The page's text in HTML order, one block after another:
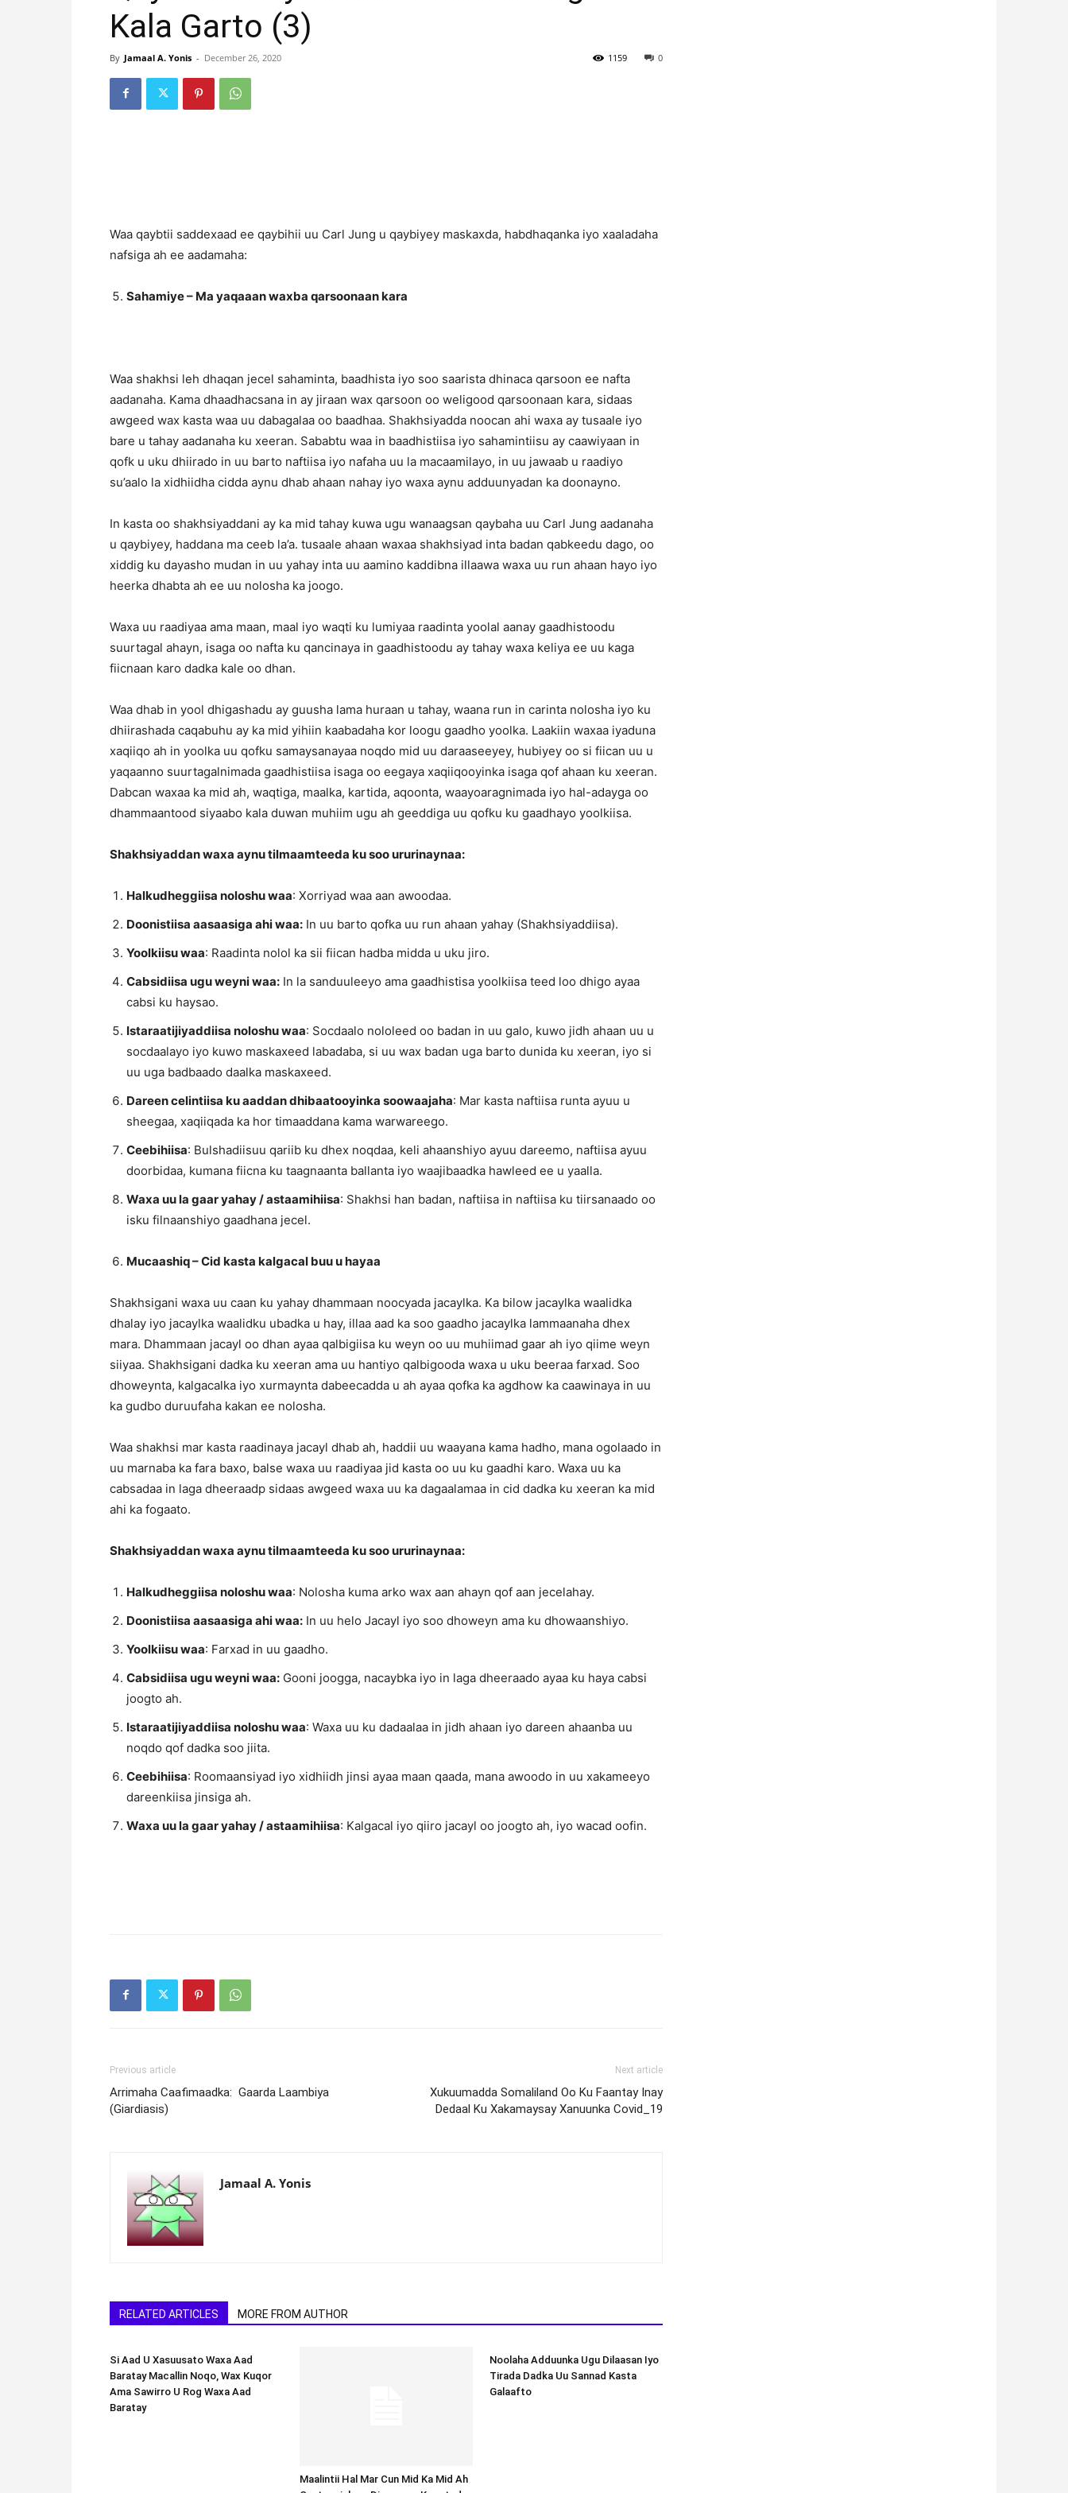
Kala Garto (3)
By Jamaal A. Yonis - December 26, 2020 0
1159
Waa qaybtii saddexaad ee qaybihii uu Carl Jung u qaybiyey maskaxda, habdhaqanka iyo xaaladaha
nafsiga ah ee aadamaha:
Sahamiye – Ma yaqaaan waxba qarsoonaan kara
Waa shakhsi leh dhaqan jecel sahaminta, baadhista iyo soo saarista dhinaca qarsoon ee nafta
aadanaha. Kama dhaadhacsana in ay jiraan wax qarsoon oo weligood qarsoonaan kara, sidaas
awgeed wax kasta waa uu dabagalaa oo baadhaa. Shakhsiyadda noocan ahi waxa ay tusaale iyo
bare u tahay aadanaha ku xeeran. Sababtu waa in baadhistiisa iyo sahamintiisu ay caawiyaan in
qofk u uku dhiirado in uu barto naftiisa iyo nafaha uu la macaamilayo, in uu jawaab u raadiyo
su’aalo la xidhiidha cidda aynu dhab ahaan nahay iyo waxa aynu adduunyadan ka doonayno.
In kasta oo shakhsiyaddani ay ka mid tahay kuwa ugu wanaagsan qaybaha uu Carl Jung aadanaha
u qaybiyey, haddana ma ceeb la’a. tusaale ahaan waxaa shakhsiyad inta badan qabkeedu dago, oo
xiddig ku dayasho mudan in uu yahay inta uu aamino kaddibna illaawa waxa uu run ahaan hayo iyo
heerka dhabta ah ee uu nolosha ka joogo.
Waxa uu raadiyaa ama maan, maal iyo waqti ku lumiyaa raadinta yoolal aanay gaadhistoodu
suurtagal ahayn, isaga oo nafta ku qancinaya in gaadhistoodu ay tahay waxa keliya ee uu kaga
fiicnaan karo dadka kale oo dhan.
Waa dhab in yool dhigashadu ay guusha lama huraan u tahay, waana run in carinta nolosha iyo ku
dhiirashada caqabuhu ay ka mid yihiin kaabadaha kor loogu gaadho yoolka. Laakiin waxaa iyaduna
xaqiiqo ah in yoolka uu qofku samaysanayaa noqdo mid uu daraaseeyey, hubiyey oo si fiican uu u
yaqaanno suurtagalnimada gaadhistiisa isaga oo eegaya xaqiiqooyinka isaga qof ahaan ku xeeran.
Dabcan waxaa ka mid ah, waqtiga, maalka, kartida, aqoonta, waayoaragnimada iyo hal-adayga oo
dhammaantood siyaabo kala duwan muhiim ugu ah geeddiga uu qofku ku gaadhayo yoolkiisa.
Shakhsiyaddan waxa aynu tilmaamteeda ku soo ururinaynaa:
Halkudheggiisa noloshu waa: Xorriyad waa aan awoodaa.
Doonistiisa aasaasiga ahi waa: In uu barto qofka uu run ahaan yahay (Shakhsiyaddiisa).
Yoolkiisu waa: Raadinta nolol ka sii fiican hadba midda u uku jiro.
Cabsidiisa ugu weyni waa: In la sanduuleeyo ama gaadhistisa yoolkiisa teed loo dhigo ayaa
cabsi ku haysao.
Istaraatijiyaddiisa noloshu waa: Socdaalo nololeed oo badan in uu galo, kuwo jidh ahaan uu u
socdaalayo iyo kuwo maskaxeed labadaba, si uu wax badan uga barto dunida ku xeeran, iyo si
uu uga badbaado daalka maskaxeed.
Dareen celintiisa ku aaddan dhibaatooyinka soowaajaha: Mar kasta naftiisa runta ayuu u
sheegaa, xaqiiqada ka hor timaaddana kama warwareego.
Ceebihiisa: Bulshadiisuu qariib ku dhex noqdaa, keli ahaanshiyo ayuu dareemo, naftiisa ayuu
doorbidaa, kumana fiicna ku taagnaanta ballanta iyo waajibaadka hawleed ee u yaalla.
Waxa uu la gaar yahay / astaamihiisa: Shakhsi han badan, naftiisa in naftiisa ku tiirsanaado oo
isku filnaanshiyo gaadhana jecel.
Mucaashiq – Cid kasta kalgacal buu u hayaa
Shakhsigani waxa uu caan ku yahay dhammaan noocyada jacaylka. Ka bilow jacaylka waalidka
dhalay iyo jacaylka waalidku ubadka u hay, illaa aad ka soo gaadho jacaylka lammaanaha dhex
mara. Dhammaan jacayl oo dhan ayaa qalbigiisa ku weyn oo uu muhiimad gaar ah iyo qiime weyn
siiyaa. Shakhsigani dadka ku xeeran ama uu hantiyo qalbigooda waxa u uku beeraa farxad. Soo
dhoweynta, kalgacalka iyo xurmaynta dabeecadda u ah ayaa qofka ka agdhow ka caawinaya in uu
ka gudbo duruufaha kakan ee nolosha.
Waa shakhsi mar kasta raadinaya jacayl dhab ah, haddii uu waayana kama hadho, mana ogolaado in
uu marnaba ka fara baxo, balse waxa uu raadiyaa jid kasta oo uu ku gaadhi karo. Waxa uu ka
cabsadaa in laga dheeraadp sidaas awgeed waxa uu ka dagaalamaa in cid dadka ku xeeran ka mid
ahi ka fogaato.
Shakhsiyaddan waxa aynu tilmaamteeda ku soo ururinaynaa:
Halkudheggiisa noloshu waa: Nolosha kuma arko wax aan ahayn qof aan jecelahay.
Doonistiisa aasaasiga ahi waa: In uu helo Jacayl iyo soo dhoweyn ama ku dhowaanshiyo.
Yoolkiisu waa: Farxad in uu gaadho.
Cabsidiisa ugu weyni waa: Gooni joogga, nacaybka iyo in laga dheeraado ayaa ku haya cabsi
joogto ah.
Istaraatijiyaddiisa noloshu waa: Waxa uu ku dadaalaa in jidh ahaan iyo dareen ahaanba uu
noqdo qof dadka soo jiita.
Ceebihiisa: Roomaansiyad iyo xidhiidh jinsi ayaa maan qaada, mana awoodo in uu xakameeyo
dareenkiisa jinsiga ah.
Waxa uu la gaar yahay / astaamihiisa: Kalgacal iyo qiiro jacayl oo joogto ah, iyo wacad oofin.
Previous article
Arrimaha Caafimaadka: Gaarda Laambiya
(Giardiasis)
Next article
Xukuumadda Somaliland Oo Ku Faantay Inay
Dedaal Ku Xakamaysay Xanuunka Covid_19
Jamaal A. Yonis
RELATED ARTICLES MORE FROM AUTHOR
Si Aad U Xasuusato Waxa Aad
Baratay Macallin Noqo, Wax Kuqor
Ama Sawirro U Rog Waxa Aad
Baratay
Maalintii Hal Mar Cun Mid Ka Mid Ah
Noolaha Adduunka Ugu Dilaasan Iyo
Tirada Dadka Uu Sannad Kasta
Galaafto